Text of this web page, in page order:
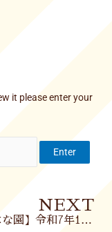
it please enter your
NEXT
【やまはな園】令和7年11月28日（金）